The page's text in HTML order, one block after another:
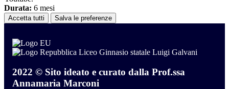
Durata: 6 mesi
Accetta tutti Salva le preferenze
Liceo Ginnasio statale Luigi Galvani
2022 © Sito ideato e curato dalla Prof.ssa
Annamaria Marconi